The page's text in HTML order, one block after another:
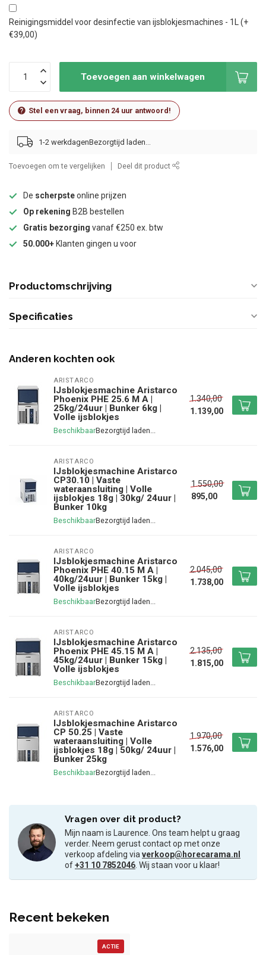
Reinigingsmiddel voor desinfectie van ijsblokjesmachines - 1L (+
€39,00)
Toevoegen aan winkelwagen
Stel een vraag, binnen 24 uur antwoord!
1-2 werkdagen
Toevoegen om te vergelijken Deel dit product
De scherpsteonline prijzen
Op rekening B2B bestellen
Gratis bezorging vanaf €250 ex. btw
50.000+ Klanten gingen u voor
Productomschrijving
Specificaties
Anderen kochten ook
ARISTARCO
IJsblokjesmachine Aristarco
Phoenix PHE 25.6 M A |
25kg/24uur | Bunker 6kg |
Volle ijsblokjes
Beschikbaar
1.340,00
1.139,00
ARISTARCO
IJsblokjesmachine Aristarco
CP30.10 | Vaste
wateraansluiting | Volle
ijsblokjes 18g | 30kg/ 24uur |
Bunker 10kg
Beschikbaar
1.550,00
895,00
ARISTARCO
IJsblokjesmachine Aristarco
Phoenix PHE 40.15 M A |
40kg/24uur | Bunker 15kg |
Volle ijsblokjes
Beschikbaar
2.045,00
1.738,00
ARISTARCO
IJsblokjesmachine Aristarco
Phoenix PHE 45.15 M A |
45kg/24uur | Bunker 15kg |
Volle ijsblokjes
Beschikbaar
2.135,00
1.815,00
ARISTARCO
IJsblokjesmachine Aristarco
CP 50.25 | Vaste
wateraansluiting | Volle
ijsblokjes 18g | 50kg/ 24uur |
Bunker 25kg
Beschikbaar
1.970,00
1.576,00
Vragen over dit product?
Mijn naam is Laurence. Ons team helpt u graag
verder. Neem gerust contact op met onze
verkoop afdeling viaverkoop@horecarama.nl
of+31 10 7852046. Wij staan voor u klaar!
Recent bekeken
ACTIE